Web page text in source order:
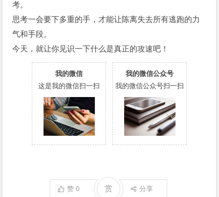
考。
思考一会要下多重的手，才能让陈离失去所有逃跑的力
气和手段。
今天，就让你见识一下什么是真正的攻速吧！
我的微信
这是我的微信扫一扫
我的微信公众号
我的微信公众号扫一扫
赞0 赏 分享